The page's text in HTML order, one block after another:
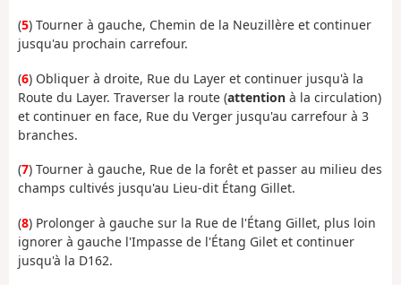
(5) Tourner à gauche, Chemin de la Neuzillère et continuer
jusqu'au prochain carrefour.
(6) Obliquer à droite, Rue du Layer et continuer jusqu'à la
Route du Layer. Traverser la route (attention à la circulation)
et continuer en face, Rue du Verger jusqu'au carrefour à 3
branches.
(7) Tourner à gauche, Rue de la forêt et passer au milieu des
champs cultivés jusqu'au Lieu-dit Étang Gillet.
(8) Prolonger à gauche sur la Rue de l'Étang Gillet, plus loin
ignorer à gauche l'Impasse de l'Étang Gilet et continuer
jusqu'à la D162.